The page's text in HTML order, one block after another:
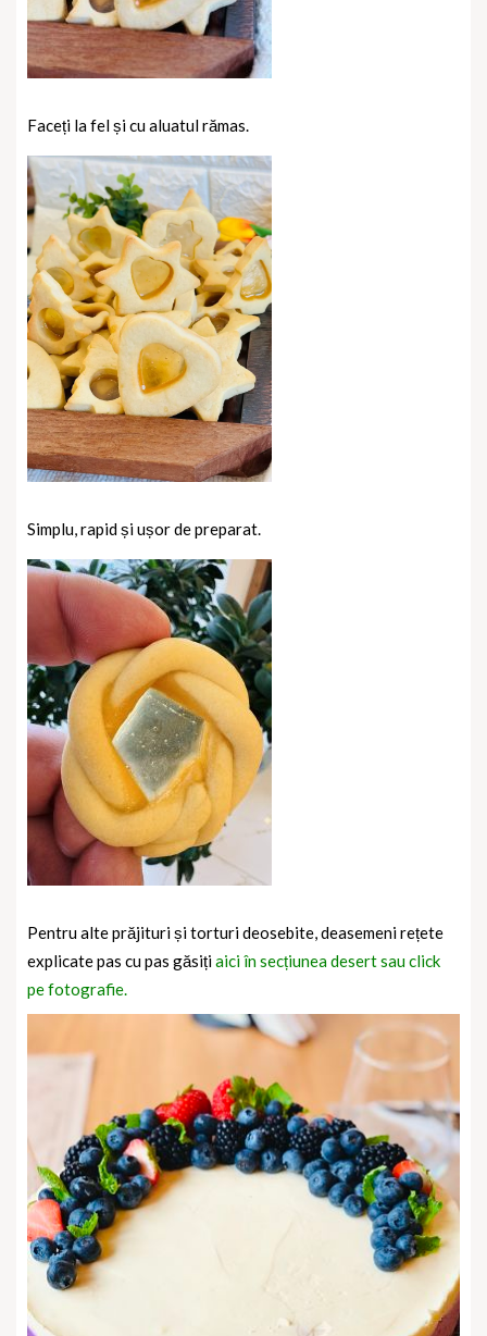
Faceți la fel și cu aluatul rămas.
Simplu, rapid și ușor de preparat.
Pentru alte prăjituri și torturi deosebite, deasemeni rețete
explicate pas cu pas găsițiaici în secțiunea desert sau click
pe fotografie.